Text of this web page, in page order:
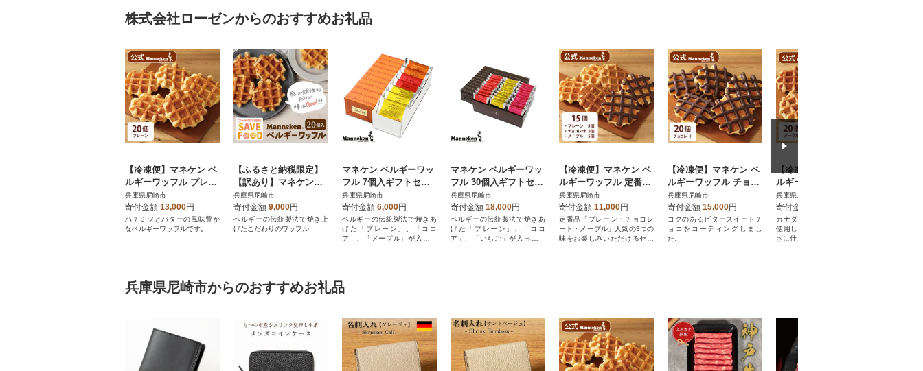
株式会社ローゼンからのおすすめお礼品
【冷凍便】マネケン ベ
ルギーワッフル プレー
ン20個入り(TFRB-P20)
兵庫県尼崎市
寄付金額 13,000円
ハチミツとバターの風味豊か
なベルギーワッフルです。
【ふるさと納税限定】
【訳あり】マネケン規
格外プレーンワッフル
冷凍20個入り (TFRK-P
20)
兵庫県尼崎市
寄付金額 9,000円
ベルギーの伝統製法で焼き上
げたこだわりのワッフル
マネケン ベルギーワッ
フル 7個入ギフトセッ
ト プレーン ココア メ
ープル(TP7-PCMG)
兵庫県尼崎市
寄付金額 6,000円
ベルギーの伝統製法で焼きあ
げた「プレーン」、「ココ
ア」、「メープル」が入った
マネケン ベルギーワッ
フル 30個入ギフトセッ
ト プレーン ココア い
ちご(TP30-PCIG)
兵庫県尼崎市
寄付金額 18,000円
ベルギーの伝統製法で焼きあ
げた「プレーン」、「ココ
ア」、「いちご」が入ったギ
【冷凍便】マネケン ベ
ルギーワッフル 定番3
種お楽しみセット15個
入り(TFRB-PChM15)
兵庫県尼崎市
寄付金額 11,000円
定番品「プレーン・チョコレ
ート・メープル」人気の3つの
味をお楽しみいただけるセッ
【冷凍便】マネケン ベ
ルギーワッフル チョコ
レート20個入り(TFRB-
Ch20)
兵庫県尼崎市
寄付金額 15,000円
コクのあるビタースイートチ
ョコをコーティングしまし
た。
【冷凍便】マネケン ベ
ルギーワッフル メープ
ル20個入り(TFRB-M20)
兵庫県尼崎市
寄付金額
カナダ産メープルシロップを
使用し、香り豊かで上品な甘
さに仕上げました。
兵庫県尼崎市からのおすすめお礼品